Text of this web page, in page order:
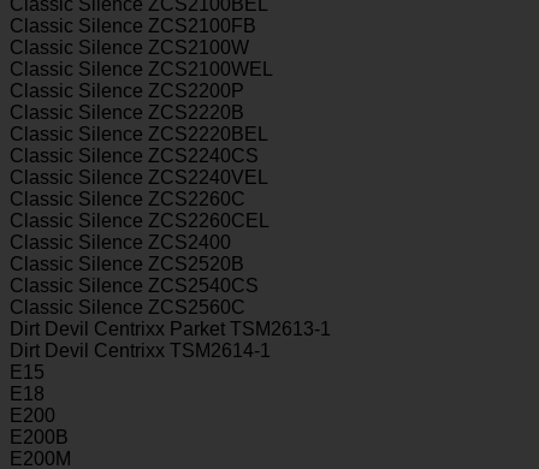
Classic Silence ZCS2100BEL
Classic Silence ZCS2100FB
Classic Silence ZCS2100W
Classic Silence ZCS2100WEL
Classic Silence ZCS2200P
Classic Silence ZCS2220B
Classic Silence ZCS2220BEL
Classic Silence ZCS2240CS
Classic Silence ZCS2240VEL
Classic Silence ZCS2260C
Classic Silence ZCS2260CEL
Classic Silence ZCS2400
Classic Silence ZCS2520B
Classic Silence ZCS2540CS
Classic Silence ZCS2560C
Dirt Devil Centrixx Parket TSM2613-1
Dirt Devil Centrixx TSM2614-1
E15
E18
E200
E200B
E200M